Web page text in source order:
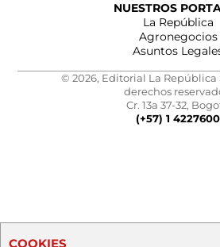
NUESTROS
La República
Agronegocios
Asuntos
© 2026, Editorial La República
derechos
Cr. 13a 37-32,
(+57) 1 4227600
COOKIES